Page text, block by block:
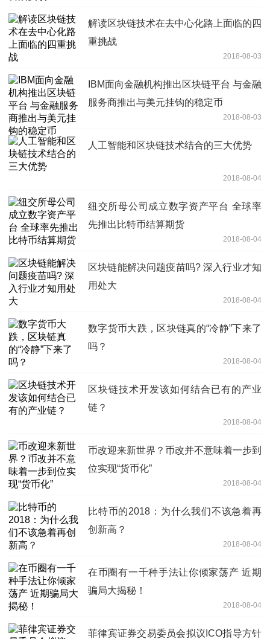
解读区块链技术在去中心化路上面临的四
重挑战
2018-08-03
IBM面向金融机构推出区块链平台 与金融
服务商推出与美元挂钩的稳定币
2018-08-03
人工智能和区块链技术结合的三大优势
2018-08-04
纽交所母公司成立数字资产平台 全球率
先推出比特币结算期货
2018-08-04
区块链能解决问题疫苗吗? 深入行业才知
用处大
2018-08-04
数字货币大跌，区块链真的“冷静”下来了
吗？
2018-08-04
区块链技术开发该如何结合已有的产业
链？
2018-08-04
币改迎来新世界？币改并不意味着一步到
位实现“货币化”
2018-08-04
比特币的2018：为什么我们不该急着再
创新高？
2018-08-04
在币圈有一千种手法让你倾家荡产 近期
骗局大揭秘！
2018-08-04
菲律宾证券交易委员会拟议ICO指导方针